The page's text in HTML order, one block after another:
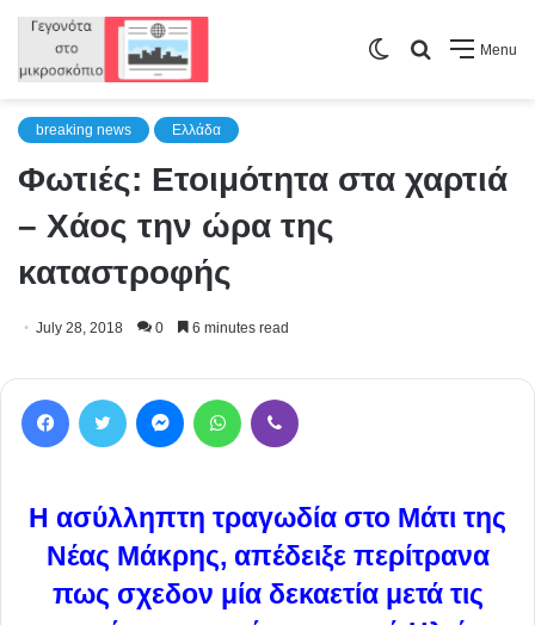
Menu
Search
Switch
breaking news Ελλάδα
Φωτιές: Ετοιμότητα στα χαρτιά
– Χάος την ώρα της
καταστροφής
July 28, 2018 0 6 minutes read
Η ασύλληπτη τραγωδία στο Μάτι της
Νέας Μάκρης, απέδειξε περίτρανα
πως σχεδον μία δεκαετία μετά τις